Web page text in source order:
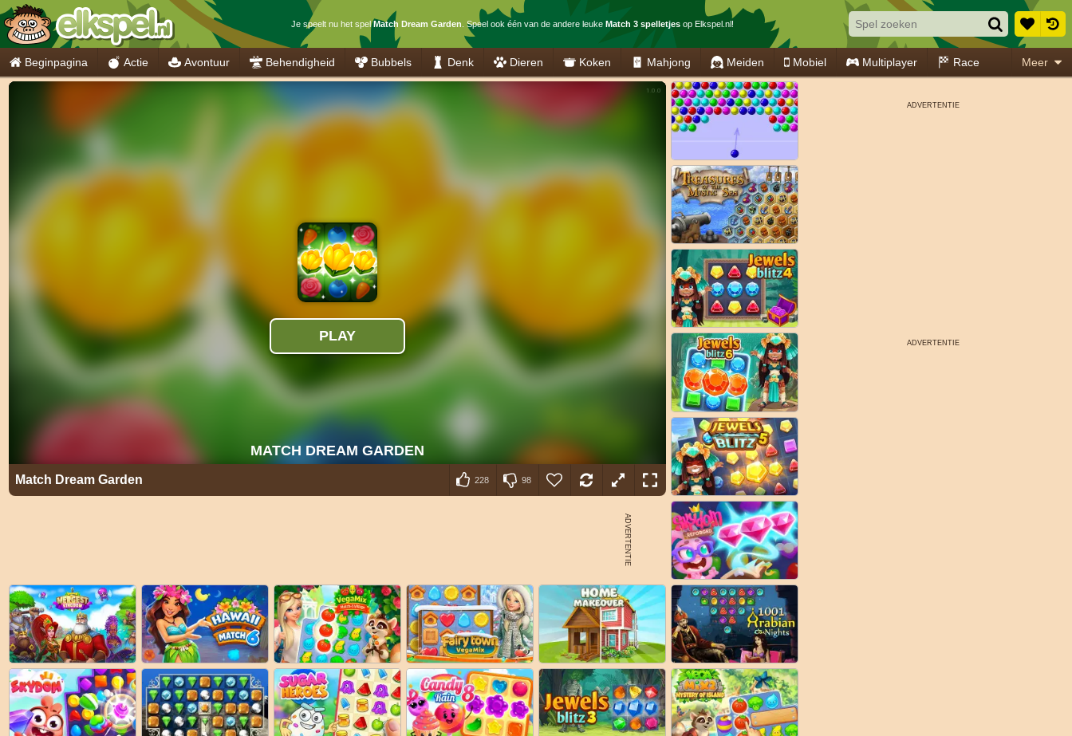
Je speelt nu het spelMatch Dream Garden . Speel ook één van de andere leuke Match 3 spelletjes op Elkspel.nl!
Beginpagina Actie Avontuur Behendigheid Bubbels Denk Dieren Koken Mahjong Meiden Mobiel Multiplayer Race Meer
Match Dream Garden 228 98